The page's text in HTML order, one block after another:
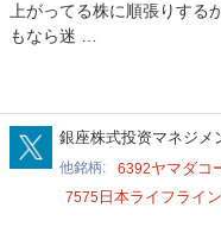
上がってる株に順張りす
もなら迷 …
SAORI49044829
銀座株式投资マネジメ
他銘柄
6392ヤマダコ
7575 日本ライフライン